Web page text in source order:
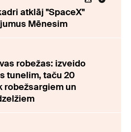
atklāj "SpaceX"
Mēnesim
robežas: izveido
tunelim, taču 20
robežsargiem un